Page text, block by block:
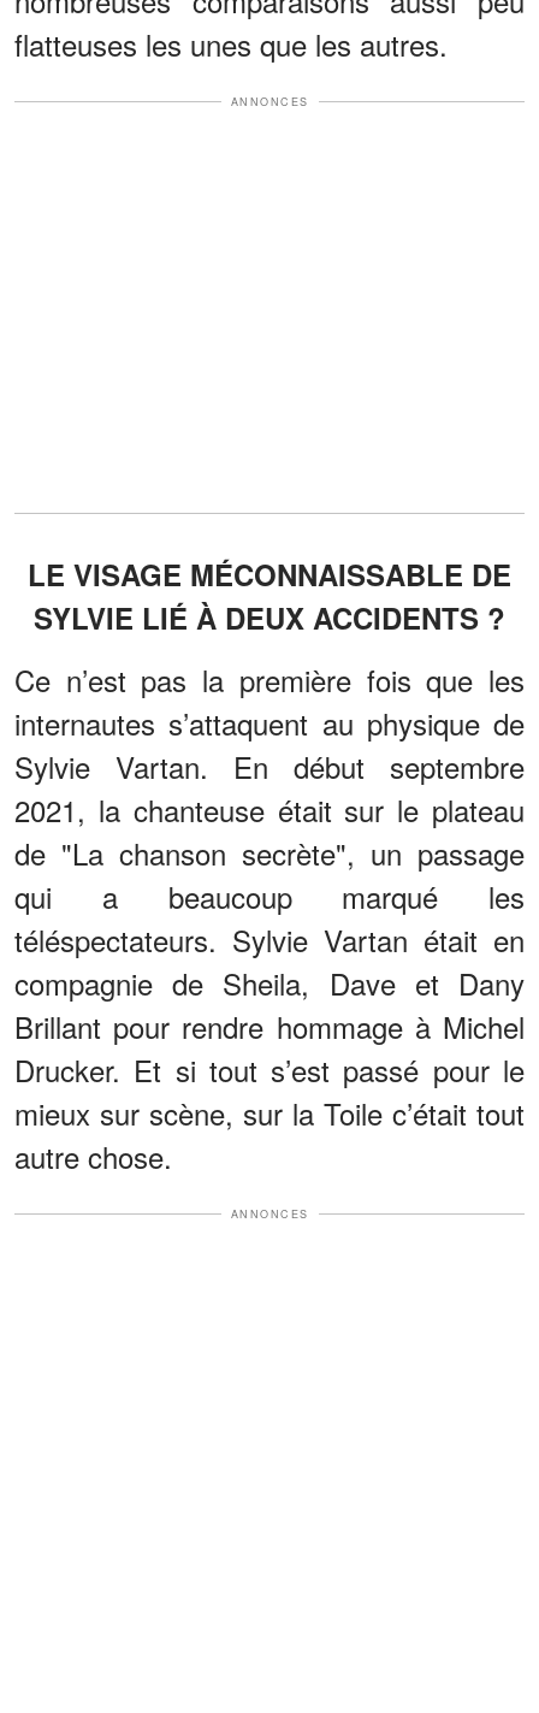
flatteuses les unes que les autres.
ANNONCES
LE VISAGE MÉCONNAISSABLE DE
SYLVIE LIÉ À DEUX ACCIDENTS ?
Ce n’est pas la première fois que les
internautes s’attaquent au physique de
Sylvie Vartan. En début septembre
2021, la chanteuse était sur le plateau
de "La chanson secrète", un passage
qui a beaucoup marqué les
téléspectateurs. Sylvie Vartan était en
compagnie de Sheila, Dave et Dany
Brillant pour rendre hommage à Michel
Drucker. Et si tout s’est passé pour le
mieux sur scène, sur la Toile c’était tout
autre chose.
ANNONCES